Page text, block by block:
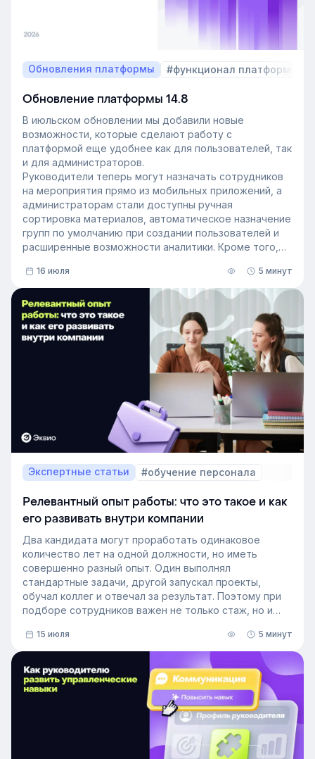
Обновления платформы #функционал платформы
Обновление платформы 14.8
В июльском обновлении мы добавили новые
возможности, которые сделают работу с
платформой еще удобнее как для пользователей, так
и для администраторов.
Руководители теперь могут назначать сотрудников
на мероприятия прямо из мобильных приложений, а
администраторам стали доступны ручная
сортировка материалов, автоматическое назначение
групп по умолчанию при создании пользователей и
расширенные возможности аналитики. Кроме того,
он охватывает и материалы из раздела «Проводник».
16 июля 5 минут
Экспертные статьи #обучение персонала
Релевантный опыт работы: что это такое и как
его развивать внутри компании
Два кандидата могут проработать одинаковое
количество лет на одной должности, но иметь
совершенно разный опыт. Один выполнял
стандартные задачи, другой запускал проекты,
обучал коллег и отвечал за результат. Поэтому при
подборе сотрудников важен не только стаж, но и
В этой статье разберём, релевантный опыт работы
— что это на практике, как оценивать его при найме
и внутренних переводах, почему не всегда стоит
искать полностью готовых специалистов и как
развивать нужные компетенции внутри компании.
15 июля 5 минут